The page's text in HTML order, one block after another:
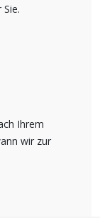
Ihrem
wir zur